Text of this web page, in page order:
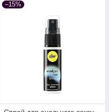
–15%